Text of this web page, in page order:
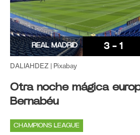
REAL MADRID 3 - 1
DALIAHDEZ | Pixabay
Otra noche mágica
Bernabéu
CHAMPIONS LEAGUE